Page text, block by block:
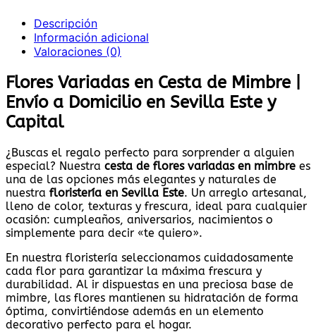
Descripción
Información adicional
Valoraciones (0)
Flores Variadas en Cesta de Mimbre |
Envío a Domicilio en Sevilla Este y
Capital
¿Buscas el regalo perfecto para sorprender a alguien
especial? Nuestra cesta de flores variadas en mimbre es
una de las opciones más elegantes y naturales de
nuestra floristería en Sevilla Este. Un arreglo artesanal,
lleno de color, texturas y frescura, ideal para cualquier
ocasión: cumpleaños, aniversarios, nacimientos o
simplemente para decir «te quiero».
En nuestra floristería seleccionamos cuidadosamente
cada flor para garantizar la máxima frescura y
durabilidad. Al ir dispuestas en una preciosa base de
mimbre, las flores mantienen su hidratación de forma
óptima, convirtiéndose además en un elemento
decorativo perfecto para el hogar.